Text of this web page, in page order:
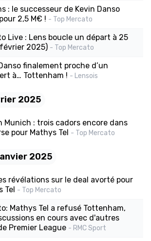
: le successeur de Kevin Danso
2,5 M€ ! - Top Mercato
Live : Lens boucle un départ à 25
2025) - Top Mercato
finalement proche d’un
à… Tottenham ! - Lensois
2025
Munich : trois cadors encore dans
pour Mathys Tel - Top Mercato
2025
révélations sur le deal avorté pour
Tel - Top Mercato
Mathys Tel a refusé Tottenham,
en cours avec d'autres
Premier League - RMC Sport